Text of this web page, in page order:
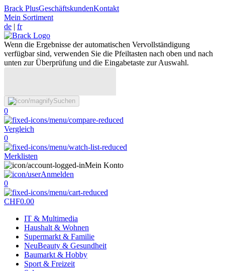
Brack PlusGeschäftskundenKontakt
Mein Sortiment
de | fr
Wenn die Ergebnisse der automatischen Vervollständigung
verfügbar sind, verwenden Sie die Pfeiltasten nach oben und nach
unten zur Überprüfung und die Eingabetaste zur Auswahl.
Suchen
0
Vergleich
0
Merklisten
Mein Konto
Anmelden
0
CHF0.00
IT & Multimedia
Haushalt & Wohnen
Supermarkt & Familie
NeuBeauty & Gesundheit
Baumarkt & Hobby
Sport & Freizeit